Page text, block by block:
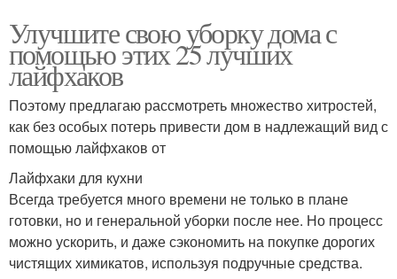
Улучшите свою уборку дома с
помощью этих 25 лучших
лайфхаков
Поэтому предлагаю рассмотреть множество хитростей,
как без особых потерь привести дом в надлежащий вид с
помощью лайфхаков от
Лайфхаки для кухни
Всегда требуется много времени не только в плане
готовки, но и генеральной уборки после нее. Но процесс
можно ускорить, и даже сэкономить на покупке дорогих
чистящих химикатов, используя подручные средства.